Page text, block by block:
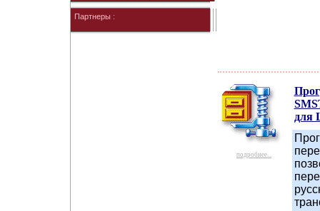
Партнеры :
подробнее...
для